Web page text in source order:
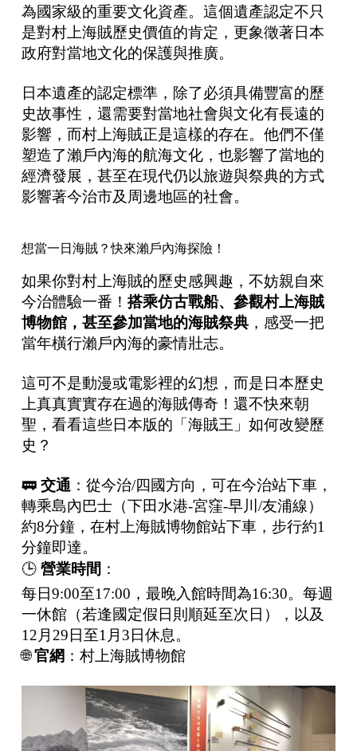
為國家級的重要文化資產。這個遺產認定不只
是對村上海賊歷史價值的肯定，更象徵著日本
政府對當地文化的保護與推廣。
日本遺產的認定標準，除了必須具備豐富的歷
史故事性，還需要對當地社會與文化有長遠的
影響，而村上海賊正是這樣的存在。他們不僅
塑造了瀨戶內海的航海文化，也影響了當地的
經濟發展，甚至在現代仍以旅遊與祭典的方式
影響著今治市及周邊地區的社會。
想當一日海賊？快來瀨戶內海探險！
如果你對村上海賊的歷史感興趣，不妨親自來
今治體驗一番！ 搭乘仿古戰船、參觀村上海賊
博物館，甚至參加當地的海賊祭典，感受一把
當年橫行瀨戶內海的豪情壯志。
這可不是動漫或電影裡的幻想，而是日本歷史
上真真實實存在過的海賊傳奇！還不快來朝
聖，看看這些日本版的「海賊王」如何改變歷
史？
🚃 交通 ：從今治/四國方向，可在今治站下車，
轉乘島內巴士（下田水港-宮窪-早川/友浦線）
約8分鐘，在村上海賊博物館站下車，步行約1
分鐘即達。
🕒 營業時間 ：
每日9:00至17:00，最晚入館時間為16:30。每週
一休館（若逢國定假日則順延至次日），以及
12月29日至1月3日休息。
🌐官網 ： 村上海賊博物館